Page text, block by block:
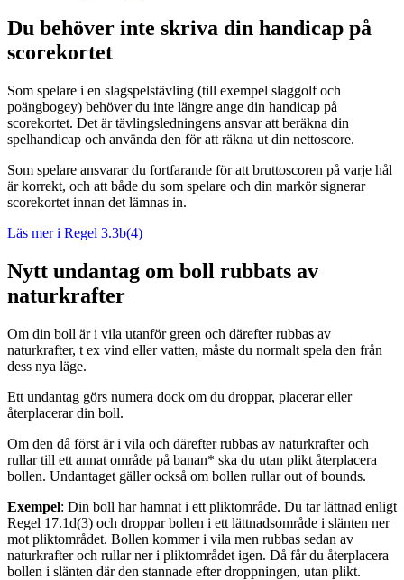
Du behöver inte skriva din handicap på
scorekortet
Som spelare i en slagspelstävling (till exempel slaggolf och
poängbogey) behöver du inte längre ange din handicap på
scorekortet. Det är tävlingsledningens ansvar att beräkna din
spelhandicap och använda den för att räkna ut din nettoscore.
Som spelare ansvarar du fortfarande för att bruttoscoren på varje hål
är korrekt, och att både du som spelare och din markör signerar
scorekortet innan det lämnas in.
Läs mer i Regel 3.3b(4)
Nytt undantag om boll rubbats av
naturkrafter
Om din boll är i vila utanför green och därefter rubbas av
naturkrafter, t ex vind eller vatten, måste du normalt spela den från
dess nya läge.
Ett undantag görs numera dock om du droppar, placerar eller
återplacerar din boll.
Om den då först är i vila och därefter rubbas av naturkrafter och
rullar till ett annat område på banan* ska du utan plikt återplacera
bollen. Undantaget gäller också om bollen rullar out of bounds.
Exempel: Din boll har hamnat i ett pliktområde. Du tar lättnad enligt
Regel 17.1d(3) och droppar bollen i ett lättnadsområde i slänten ner
mot pliktområdet. Bollen kommer i vila men rubbas sedan av
naturkrafter och rullar ner i pliktområdet igen. Då får du återplacera
bollen i slänten där den stannade efter droppningen, utan plikt.